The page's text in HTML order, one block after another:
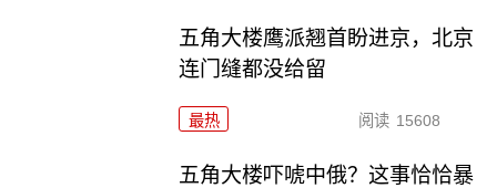
五角大楼鹰派翘首盼进京，北京
连门缝都没给留
最热 阅读 15608
五角大楼吓唬中俄？这事恰恰暴